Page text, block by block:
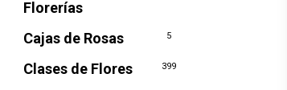
Florerías
Cajas de Rosas 5
Clases de Flores 399